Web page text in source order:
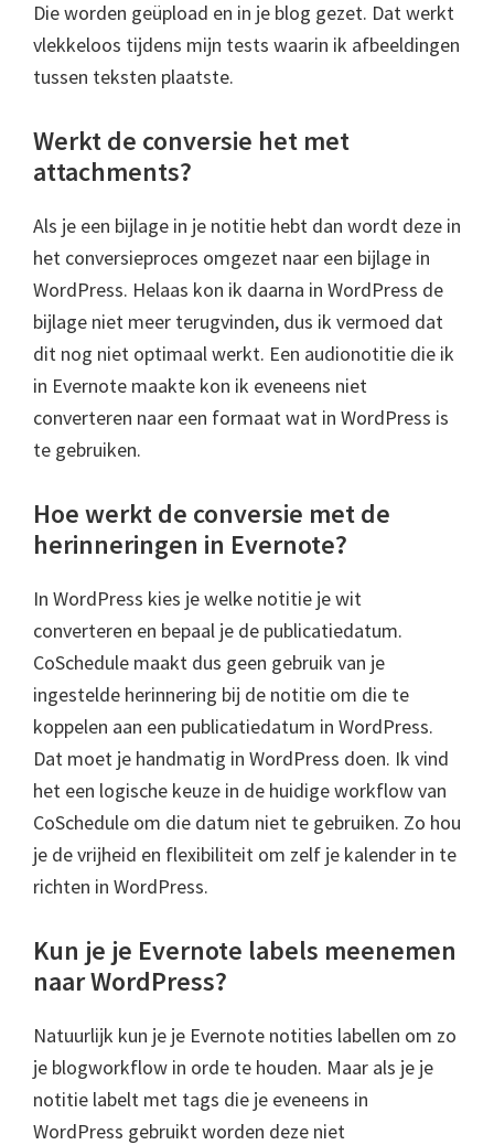
Die worden geüpload en in je blog gezet. Dat werkt
vlekkeloos tijdens mijn tests waarin ik afbeeldingen
tussen teksten plaatste.
Werkt de conversie het met
attachments?
Als je een bijlage in je notitie hebt dan wordt deze in
het conversieproces omgezet naar een bijlage in
WordPress. Helaas kon ik daarna in WordPress de
bijlage niet meer terugvinden, dus ik vermoed dat
dit nog niet optimaal werkt. Een audionotitie die ik
in Evernote maakte kon ik eveneens niet
converteren naar een formaat wat in WordPress is
te gebruiken.
Hoe werkt de conversie met de
herinneringen in Evernote?
In WordPress kies je welke notitie je wit
converteren en bepaal je de publicatiedatum.
CoSchedule maakt dus geen gebruik van je
ingestelde herinnering bij de notitie om die te
koppelen aan een publicatiedatum in WordPress.
Dat moet je handmatig in WordPress doen. Ik vind
het een logische keuze in de huidige workflow van
CoSchedule om die datum niet te gebruiken. Zo hou
je de vrijheid en flexibiliteit om zelf je kalender in te
richten in WordPress.
Kun je je Evernote labels meenemen
naar WordPress?
Natuurlijk kun je je Evernote notities labellen om zo
je blogworkflow in orde te houden. Maar als je je
notitie labelt met tags die je eveneens in
WordPress gebruikt worden deze niet